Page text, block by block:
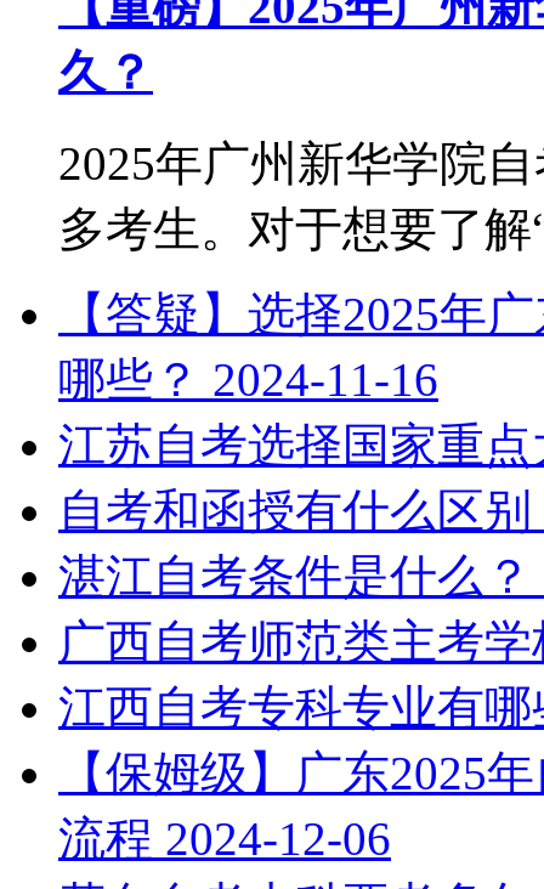
久？
2025年广州新华学院
多考生。对于想要了解
【答疑】选择2025年
哪些？ 2024-11-16
江苏自考选择国家重
自考和函授有什么区别
湛江自考条件是什么？
广西自考师范类主考
江西自考专科专业有哪
【保姆级】广东2025
流程 2024-12-06